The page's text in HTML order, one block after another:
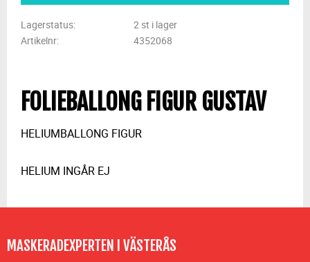
Lagerstatus
2 st i lager
Artikelnr
4352068
FOLIEBALLONG FIGUR GUSTAV
HELIUMBALLONG FIGUR
HELIUM INGÅR EJ
MASKERADEXPERTEN I VÄSTERÅS